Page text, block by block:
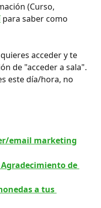
(Curso,
para saber como
acceder y te
de "acceder a sala".
este día/hora, no
email marketing
de
a tus